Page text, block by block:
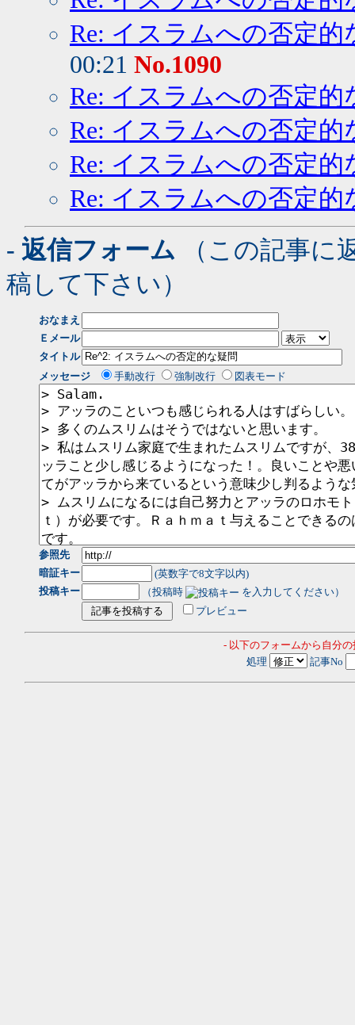
Re: イスラムへの否定的
00:21 No.1090
Re: イスラムへの否定的
Re: イスラムへの否定的
Re: イスラムへの否定的
Re: イスラムへの否定的
- 返信フォーム （この記事に
稿して下さい）
おなまえ
Ｅメール
タイトル
メッセージ
手動改行 強制改行 図表モード
参照先
暗証キー
(英数字で8文字以内)
投稿キー
（投稿時
を入力してください）
プレビュー
- 以下のフォームから自分
処理
記事No